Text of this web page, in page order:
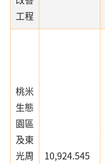
工程
桃米
生態
園區
及東
光周
10,924.545